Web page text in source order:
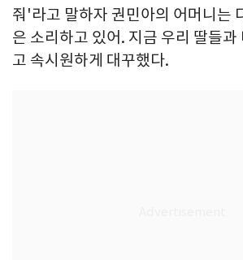
줘'라고 말하자 권민아의 어머니는
은 소리하고 있어. 지금 우리 딸들
고 속시원하게 대꾸했다.